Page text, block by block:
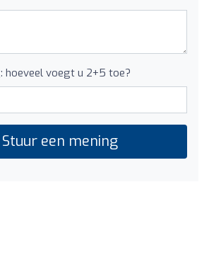
hoeveel voegt u 2+5 toe?
een mening